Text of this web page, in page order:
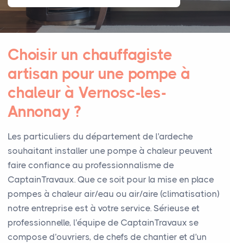
Choisir un chauffagiste
artisan pour une pompe à
chaleur à Vernosc-les-
Annonay ?
Les particuliers du département de l'ardeche
souhaitant installer une pompe à chaleur peuvent
faire confiance au professionnalisme de
CaptainTravaux. Que ce soit pour la mise en place
pompes à chaleur air/eau ou air/aire (climatisation)
notre entreprise est à votre service. Sérieuse et
professionnelle, l'équipe de CaptainTravaux se
compose d'ouvriers, de chefs de chantier et d'un